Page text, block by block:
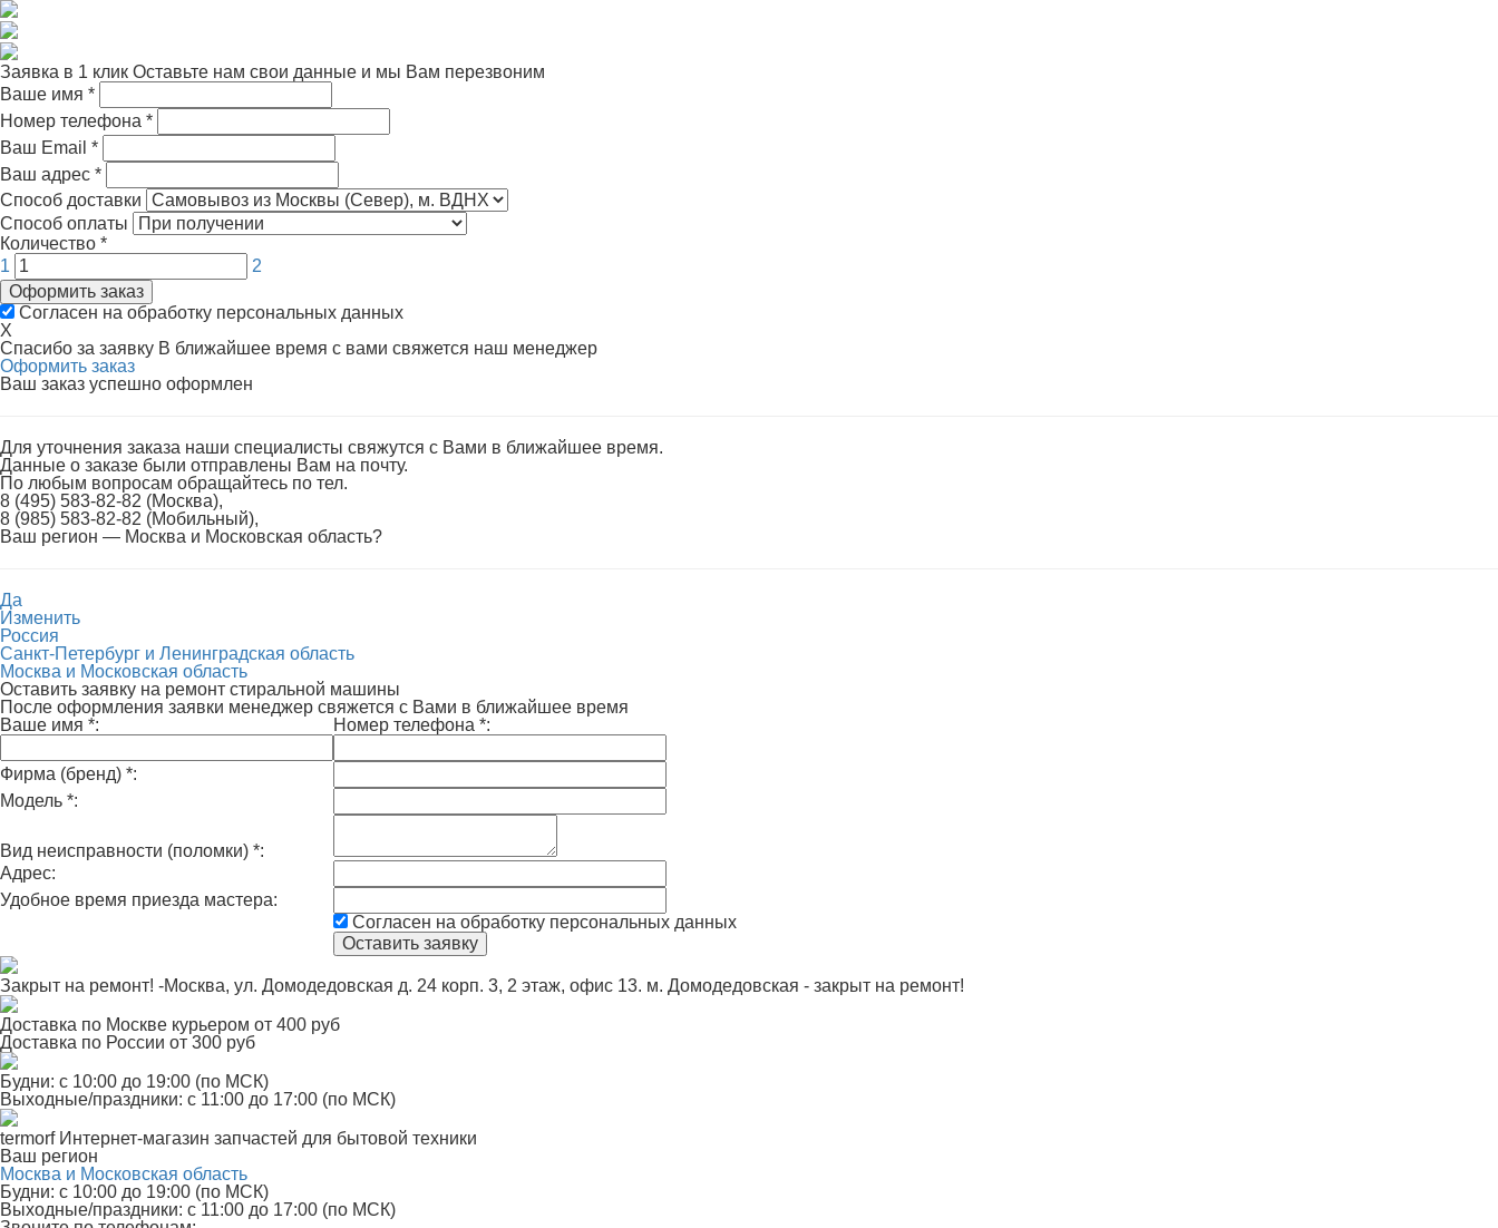
Заявка в 1 клик Оставьте нам свои данные и мы Вам перезвоним
Ваше имя *
Номер телефона *
Ваш Email *
Ваш адрес *
Способ доставки
Способ оплаты
Количество *
1
2
Оформить заказ
Согласен на обработку персональных данных
X
Спасибо за заявку В ближайшее время с вами свяжется наш менеджер
Оформить заказ
Ваш заказ успешно оформлен
Для уточнения заказа наши специалисты свяжутся с Вами в ближайшее время.
Данные о заказе были отправлены Вам на почту.
По любым вопросам обращайтесь по тел.
8 (495) 583-82-82 (Москва),
8 (985) 583-82-82 (Мобильный),
Ваш регион — Москва и Московская область?
Да
Изменить
Россия
Санкт-Петербург и Ленинградская область
Москва и Московская область
Оставить заявку на ремонт стиральной машины
После оформления заявки менеджер свяжется с Вами в ближайшее время
Ваше имя *: Номер телефона *:
Фирма (бренд) *:
Модель *:
Вид неисправности (поломки) *:
Адрес:
Удобное время приезда мастера:
Согласен на обработку персональных данных
Закрыт на ремонт! -Москва, ул. Домодедовская д. 24 корп. 3, 2 этаж, офис 13. м. Домодедовская - закрыт на ремонт!
Доставка по Москве курьером от 400 руб
Доставка по России от 300 руб
Будни: с 10:00 до 19:00 (по МСК)
Выходные/праздники: с 11:00 до 17:00 (по МСК)
termorf Интернет-магазин запчастей для бытовой техники
Ваш регион
Москва и Московская область
Будни: с 10:00 до 19:00 (по МСК)
Выходные/праздники: с 11:00 до 17:00 (по МСК)